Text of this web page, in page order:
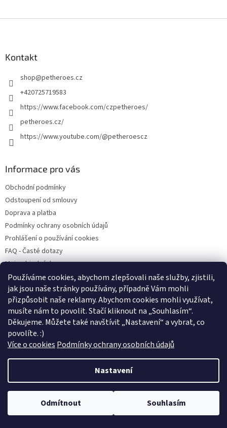
Používáme cookies, abychom zlepšovali naše služby, zjistili,
jak jsou naše stránky používány, případně Vám mohli
přizpůsobit naše reklamy. Abychom cookies mohli využívat,
musíte nám to povolit. Stačí kliknout na „Souhlasím“.
Děkujeme. Můžete také navštívit „Nastavení“ a vybrat, co
povolíte. :)
Více o cookies Podmínky ochrany osobních údajů
Nastavení
Odmítnout Souhlasím
Výdejnu objednávek s osobním odběrem najdete na adrese V Horkách
Kontakt
shop@petheroes.cz
+420725719583
https://www.facebook.com/czpetheroes/
petheroes.cz/
https://www.youtube.com/@petheroescz
Informace pro vás
Obchodní podmínky
Odstoupení od smlouvy
Doprava a platba
Podmínky ochrany osobních údajů
Prohlášení o používání cookies
FAQ - Časté dotazy
Moje objednávka
Pet Heroes Handipet Rescue Pet Heroes Lanškroun Psí Přání
Štěně v nouzi
Copyright 2026Pet Heroes Shop. Všechna práva vyhrazena.
Upravit nastavení cookies